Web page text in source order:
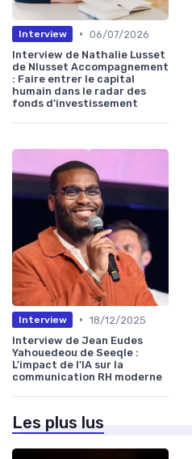
Interview • 06/07/2026
Interview de Nathalie Lusset
de Nlusset Accompagnement
: Faire entrer le capital
humain dans le radar des
fonds d’investissement
Interview • 18/12/2025
Interview de Jean Eudes
Yahouedeou de Seeqle :
L'impact de l'IA sur la
communication RH moderne
Les plus lus